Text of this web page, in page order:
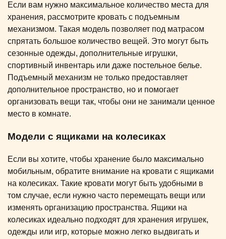
Если вам нужно максимальное количество места для
хранения, рассмотрите кровать с подъемным
механизмом. Такая модель позволяет под матрасом
спрятать большое количество вещей. Это могут быть
сезонные одежды, дополнительные игрушки,
спортивный инвентарь или даже постельное белье.
Подъемный механизм не только предоставляет
дополнительное пространство, но и помогает
организовать вещи так, чтобы они не занимали ценное
место в комнате.
Модели с ящиками на колесиках
Если вы хотите, чтобы хранение было максимально
мобильным, обратите внимание на кровати с ящиками
на колесиках. Такие кровати могут быть удобными в
том случае, если нужно часто перемещать вещи или
изменять организацию пространства. Ящики на
колесиках идеально подходят для хранения игрушек,
одежды или игр, которые можно легко выдвигать и